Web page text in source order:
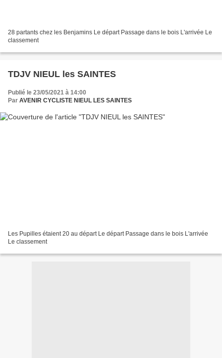
28 partants chez les Benjamins Le départ Passage dans le bois L'arrivée Le
classement
TDJV NIEUL les SAINTES
Publié le 23/05/2021 à 14:00
Par AVENIR CYCLISTE NIEUL LES SAINTES
Les Pupilles étaient 20 au départ Le départ Passage dans le bois L'arrivée
Le classement